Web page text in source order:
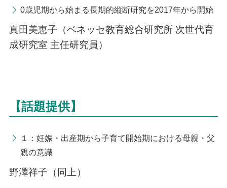
0歳児期から始まる長期的縦断研究を2017年から開始
真田美恵子（ベネッセ教育総合研究所 次世代育
成研究室 主任研究員）
【話題提供】
１：妊娠・出産期から子育て開始期における母親・父
親の意識
野澤祥子（同上）